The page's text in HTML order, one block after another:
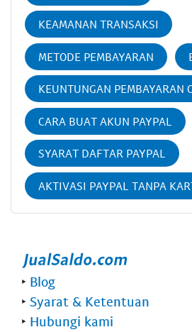
KEAMANAN TRANSAKSI
METODE PEMBAYARAN
KEUNTUNGAN PEMBAYARAN
CARA BUAT AKUN PAYPAL
SYARAT DAFTAR PAYPAL
AKTIVASI PAYPAL TANPA
‣ Blog
‣ Syarat & Ketentuan
‣ Hubungi kami